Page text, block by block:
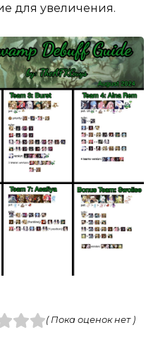
для увеличения.
( Пока оценок нет )